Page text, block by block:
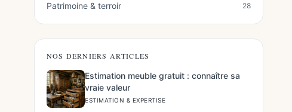
Patrimoine & terroir 28
NOS DERNIERS ARTICLES
Estimation meuble gratuit : connaître sa
vraie valeur
ESTIMATION & EXPERTISE